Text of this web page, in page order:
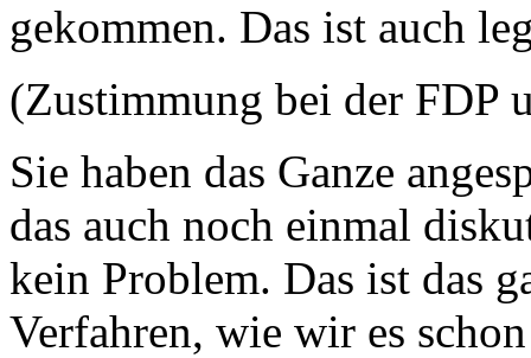
gekommen. Das ist auch
(Zustimmung bei der FDP
Sie haben das Ganze
das auch noch einmal
kein Problem. Das ist das
Verfahren, wie wir es